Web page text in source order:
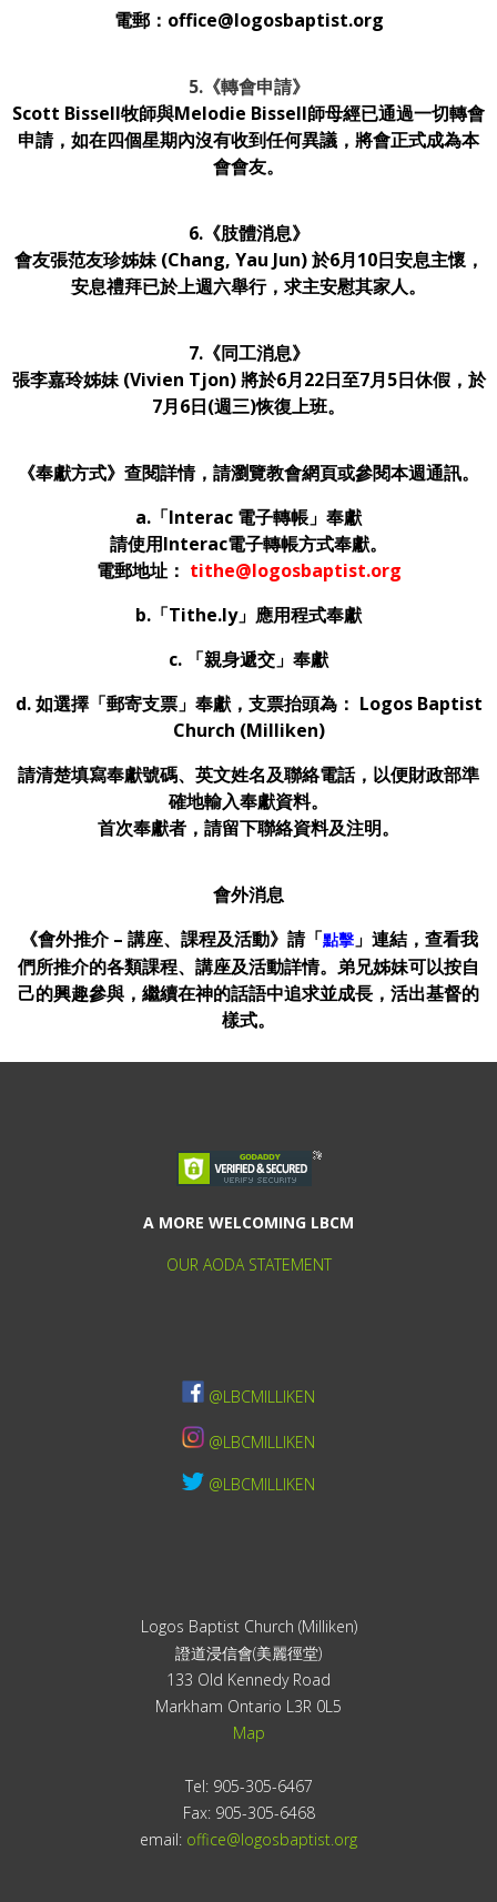
電郵：office@logosbaptist.org
5.《轉會申請》
Scott Bissell牧師與Melodie Bissell師母經已通過一切轉會
申請，如在四個星期內沒有收到任何異議，將會正式成為本
會會友。
6.《肢體消息》
會友張范友珍姊妹 (Chang, Yau Jun) 於6月10日安息主懷，
安息禮拜已於上週六舉行，求主安慰其家人。
7.《同工消息》
張李嘉玲姊妹 (Vivien Tjon) 將於6月22日至7月5日休假，於
7月6日(週三)恢復上班。
《奉獻方式》查閱詳情，請瀏覽教會網頁或參閱本週通訊。
a. 「Interac 電子轉帳」奉獻
請使用Interac電子轉帳方式奉獻。
電郵地址： tithe@logosbaptist.org
b. 「Tithe.ly」應用程式奉獻
c. 「親身遞交」奉獻
d. 如選擇「郵寄支票」奉獻，支票抬頭為： Logos Baptist
Church (Milliken)
請清楚填寫奉獻號碼、英文姓名及聯絡電話，以便財政部準
確地輸入奉獻資料。
首次奉獻者，請留下聯絡資料及注明。
會外消息
《會外推介 – 講座、課程及活動》請「點擊」連結，查看我
們所推介的各類課程、講座及活動詳情。弟兄姊妹可以按自
己的興趣參與，繼續在神的話語中追求並成長，活出基督的
樣式。
Logos Baptist Church (Milliken)
證道浸信會(美麗徑堂)
133 Old Kennedy Road
Markham Ontario L3R 0L5
Map
Tel: 905-305-6467
Fax: 905-305-6468
email: office@logosbaptist.org
A MORE WELCOMING LBCM
OUR AODA STATEMENT
@LBCMILLIKEN
@LBCMILLIKEN
@LBCMILLIKEN